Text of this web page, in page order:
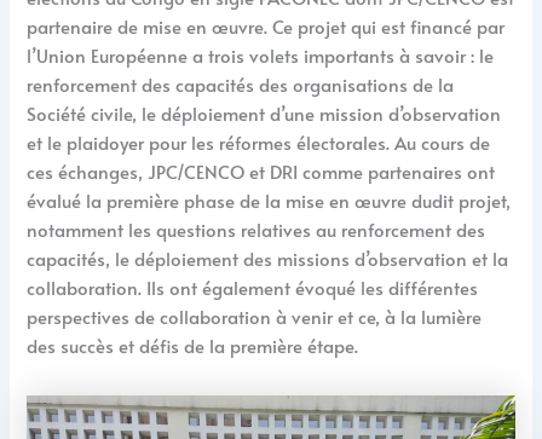
partenaire de mise en œuvre. Ce projet qui est financé par
l’Union Européenne a trois volets importants à savoir : le
renforcement des capacités des organisations de la
Société civile, le déploiement d’une mission d’observation
et le plaidoyer pour les réformes électorales. Au cours de
ces échanges, JPC/CENCO et DRI comme partenaires ont
évalué la première phase de la mise en œuvre dudit projet,
notamment les questions relatives au renforcement des
capacités, le déploiement des missions d’observation et la
collaboration. Ils ont également évoqué les différentes
perspectives de collaboration à venir et ce, à la lumière
des succès et défis de la première étape.